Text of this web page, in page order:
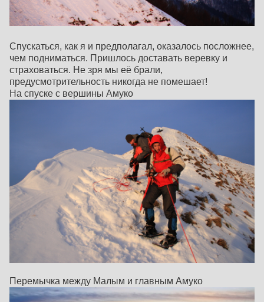
Спускаться, как я и предполагал, оказалось посложнее,
чем подниматься. Пришлось доставать веревку и
страховаться. Не зря мы её брали,
предусмотрительность никогда не помешает!
На спуске с вершины Амуко
Перемычка между Малым и главным Амуко